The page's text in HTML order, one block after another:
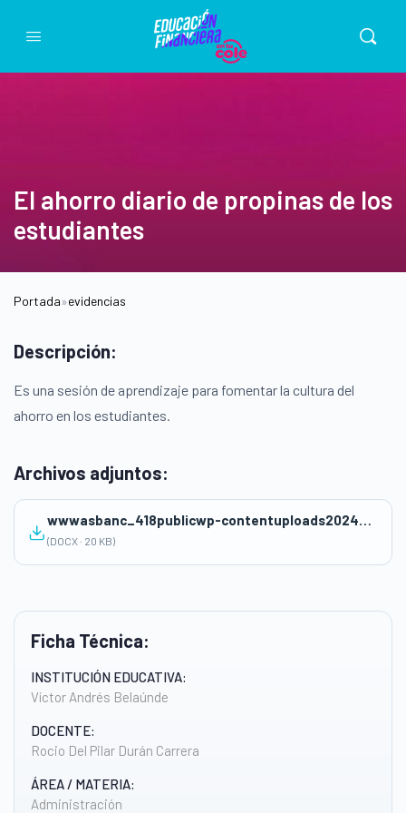
El ahorro diario de propinas de los
estudiantes
Portada»evidencias
Ficha Técnica:
INSTITUCIÓN EDUCATIVA:
Víctor Andrés Belaúnde
DOCENTE:
Rocio Del Pilar Durán Carrera
ÁREA / MATERIA:
Administración
Descripción:
Es una sesión de aprendizaje para fomentar la cultura del
ahorro en los estudiantes.
Archivos adjuntos:
wwwasbanc_418publicwp-contentuploads202409Sesion-de-educacion-financiera.docx
(DOCX · 20 KB)